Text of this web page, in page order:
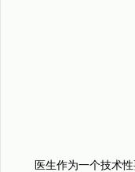
医生作为一个技术性